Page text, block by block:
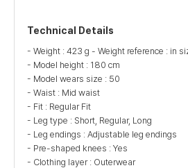
Technical Details
- Weight : 423 g - Weight reference : in
- Model height : 180 cm
- Model wears size : 50
- Waist : Mid waist
- Fit : Regular Fit
- Leg type : Short, Regular, Long
- Leg endings : Adjustable leg endings
- Pre-shaped knees : Yes
- Clothing layer : Outerwear